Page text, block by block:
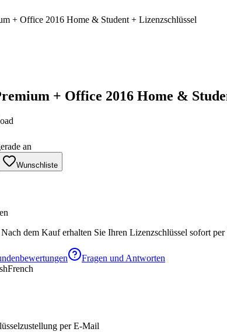
+ Office 2016 Home & Student + Lizenzschlüssel
+ Office 2016 Home &
an
Wunschliste
Nach dem Kauf erhalten Sie Ihren Lizenzschlüssel sofort
Fragen und Antworten
French
per E-Mail